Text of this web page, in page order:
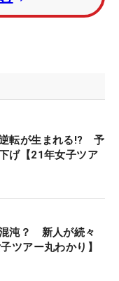
すことを日本女
わらず健在だ。
ることが決まっ
。昨年の総額2億
ったが、そこ
大会などを除き
ることがほとん
5400万円（昨年
転が生まれる!? 予
げ【21年女子ツア
沌？ 新人が続々
ツアー丸わかり】